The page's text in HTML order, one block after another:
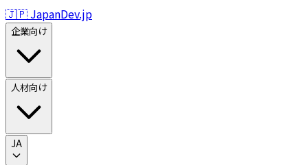
🇯🇵 JapanDev.jp
企業向け
人材向け
JA